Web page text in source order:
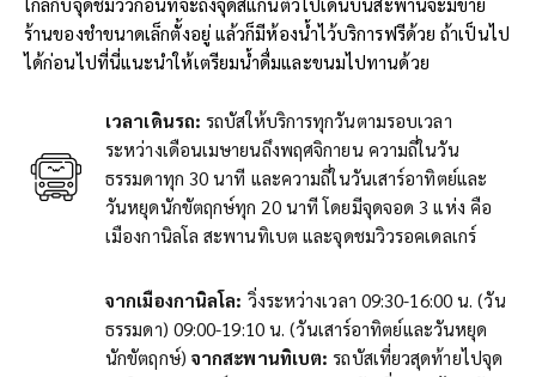
ร้านของชำขนาดเล็กตั้งอยู่ แล้วก็มีห้องน้ำไว้บริการฟรีด้วย ถ้าเป็นไป
ได้ก่อนไปที่นี่แนะนำให้เตรียมน้ำดื่มและขนมไปทานด้วย
เวลาเดินรถ: รถบัสให้บริการทุกวันตามรอบเวลา
ระหว่างเดือนเมษายนถึงพฤศจิกายน ความถี่ในวัน
ธรรมดาทุก 30 นาที และความถี่ในวันเสาร์อาทิตย์และ
วันหยุดนักขัตฤกษ์ทุก 20 นาที โดยมีจุดจอด 3 แห่ง คือ
เมืองกานิลโล สะพานทิเบต และจุดชมวิวรอคเดลเกร์
จากเมืองกานิลโล: วิ่งระหว่างเวลา 09:30-16:00 น. (วัน
ธรรมดา) 09:00-19:10 น. (วันเสาร์อาทิตย์และวันหยุด
นักขัตฤกษ์) จากสะพานทิเบต: รถบัสเที่ยวสุดท้ายไปจุด